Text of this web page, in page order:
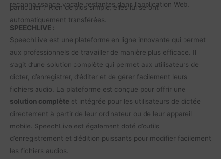
particulier ? Rien de plus simple, elles lui seront
automatiquement transférées.
reconnaissance vocale restantes dans l’application Web.
SPEECHLIVE :
SpeechLive est une plateforme en ligne innovante qui permet
aux professionnels de travailler de manière plus efficace. Il
s’agit d’une solution complète qui permet aux utilisateurs de
dicter, d’enregistrer, d’éditer et de gérer facilement leurs
fichiers audio. La plateforme est conçue pour offrir une
solution complète et intégrée pour les utilisateurs de dictée
directement à partir de leur ordinateur ou de leur appareil
mobile. SpeechLive est également doté d’outils
d’enregistrement et d’édition puissants pour modifier facilement
les fichiers audios.